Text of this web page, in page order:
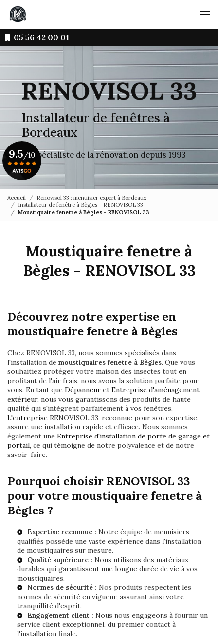
Aller
contenu
principal05 56 42 00 01
Installateur de fenêtres à
Bordeaux
Le spécialiste de la rénovation depuis 1993
9.5 /10
Accueil
Renovisol 33 : menuisier expert à Bordeaux
Installateur de fenêtre à Bègles - RENOVISOL 33
Moustiquaire fenetre à Bègles - RENOVISOL 33
Moustiquaire fenetre à
Bègles - RENOVISOL 33
Découvrez notre expertise en
moustiquaire fenetre à Bègles
Chez RENOVISOL 33, nous sommes spécialisés dans
l'installation de moustiquaires fenetre à Bègles. Que vous
souhaitiez protéger votre maison des insectes tout en
profitant de l'air frais, nous avons la solution parfaite pour
vous. En tant que Dépanneur et Entreprise d'aménagement
extérieur, nous vous garantissons des produits de haute
qualité qui s'intègrent parfaitement à vos fenêtres.
L'entreprise RENOVISOL 33, reconnue pour son expertise,
assure une installation rapide et efficace. Nous sommes
également une Entreprise d'installation de porte de garage et
portail, ce qui témoigne de notre polyvalence et de notre
savoir-faire.
Pourquoi choisir RENOVISOL 33
pour votre moustiquaire fenetre à
Bègles ?
Expertise reconnue : Notre équipe de menuisiers
qualifiés possède une vaste expérience dans l'installation
de moustiquaires sur mesure.
Qualité supérieure : Nous utilisons des matériaux
durables qui garantissent une longue durée de vie à vos
moustiquaires.
Normes de sécurité : Nos produits respectent les
normes de sécurité en vigueur, assurant ainsi votre
tranquillité d'esprit.
Engagement client : Nous nous engageons à fournir un
service client exceptionnel, du premier contact à
l'installation finale.